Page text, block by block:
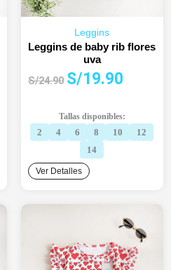
Leggins
Leggins de baby rib flores
uva
S/24.90
El
era:
S/24.90.
S/19.90
es:
S/19.90.
Tallas disponibles:
2 4 6 8 10
12
14
Ver Detalles